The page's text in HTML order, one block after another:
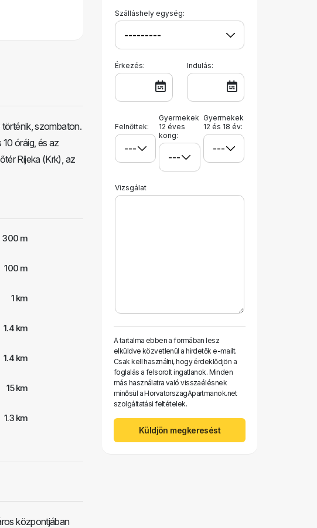
szombaton.
óráig, és az
Rijeka (Krk), az
300 m
100 m
1 km
1.4 km
1.4 km
15 km
1.3 km
központjában
Szálláshely egység:
Érkezés: Indulás:
Felnőttek:
Gyermekek
12 éves
korig:
Gyermekek
12 és 18 év:
Vizsgálat
A tartalma ebben a formában lesz
elküldve közvetlenül a hirdetők e-mailt.
Csak kell használni, hogy érdeklődjön a
foglalás a felsorolt ​​ingatlanok. Minden
más használatra való visszaélésnek
minősül a HorvatorszagApartmanok.net
szolgáltatási feltételek.
Küldjön megkeresést